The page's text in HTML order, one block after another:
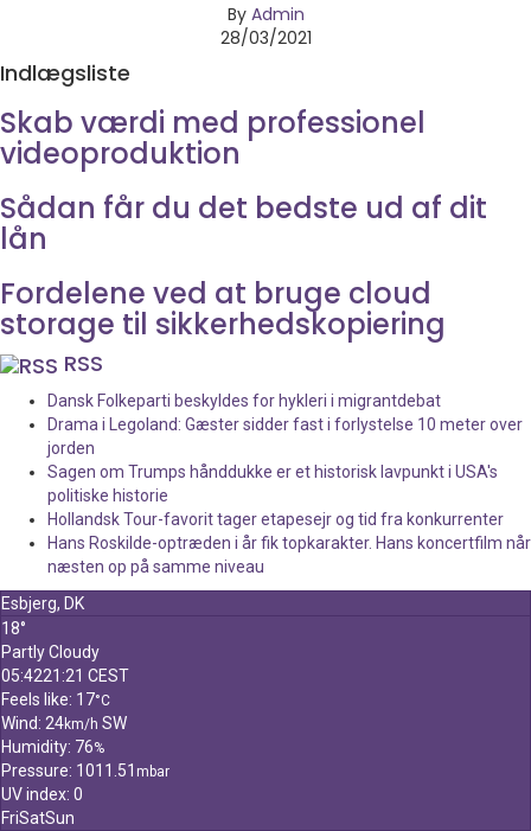
By Admin
28/03/2021
Indlægsliste
Skab værdi med professionel
videoproduktion
Sådan får du det bedste ud af dit
lån
Fordelene ved at bruge cloud
storage til sikkerhedskopiering
RSS
Dansk Folkeparti beskyldes for hykleri i migrantdebat
Drama i Legoland: Gæster sidder fast i forlystelse 10 meter over
jorden
Sagen om Trumps hånddukke er et historisk lavpunkt i USA's
politiske historie
Hollandsk Tour-favorit tager etapesejr og tid fra konkurrenter
Hans Roskilde-optræden i år fik topkarakter. Hans koncertfilm når
næsten op på samme niveau
Esbjerg, DK
18°
Partly Cloudy
05:4221:21 CEST
Feels like: 17°C
Wind: 24km/h SW
Humidity: 76%
Pressure: 1011.51 mbar
UV index: 0
FriSatSun